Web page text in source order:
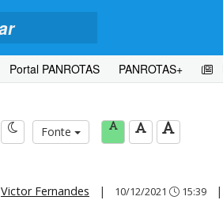
Portal PANROTAS PANROTAS+
Fonte
Victor Fernandes | 10/12/2021 15:39